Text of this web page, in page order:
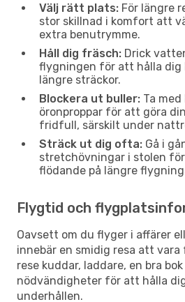
Välj rätt plats: För längre
stor skillnad i komfort att
extra benutrymme.
Håll dig fräsch: Drick
flygningen för att hålla dig
längre sträckor.
Blockera ut buller: Ta
öronproppar för att göra
fridfull, särskilt under
Sträck ut dig ofta: Gå i
stretchövningar i stolen
flödande på längre
Flygtid och
Oavsett om du flyger i affärer
innebär en smidig resa att vara
rese kuddar, laddare, en bra
nödvändigheter för att hålla
underhållen.